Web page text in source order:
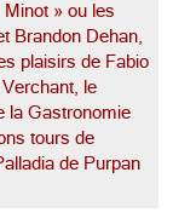
» ou les
Brandon Dehan,
plaisirs de Fabio
le
la Gastronomie
tours de
de Purpan